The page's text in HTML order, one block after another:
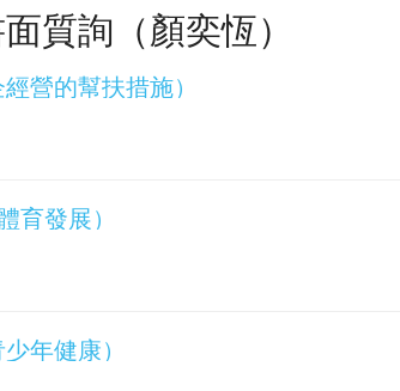
質詢（顏奕恆）
營的幫扶措施）
發展）
年健康）